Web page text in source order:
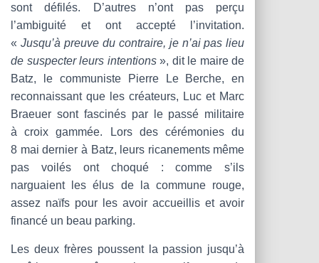
sont défilés. D’autres n’ont pas perçu
l’ambiguité et ont accepté l’invitation.
« Jusqu’à preuve du contraire, je n’ai pas lieu
de suspecter leurs intentions», dit le maire de
Batz, le communiste Pierre Le Berche, en
reconnaissant que les créateurs, Luc et Marc
Braeuer sont fascinés par le passé militaire
à croix gammée. Lors des cérémonies du
8 mai dernier à Batz, leurs ricanements même
pas voilés ont choqué : comme s’ils
narguaient les élus de la commune rouge,
assez naïfs pour les avoir accueillis et avoir
financé un beau parking.
Les deux frères poussent la passion jusqu’à